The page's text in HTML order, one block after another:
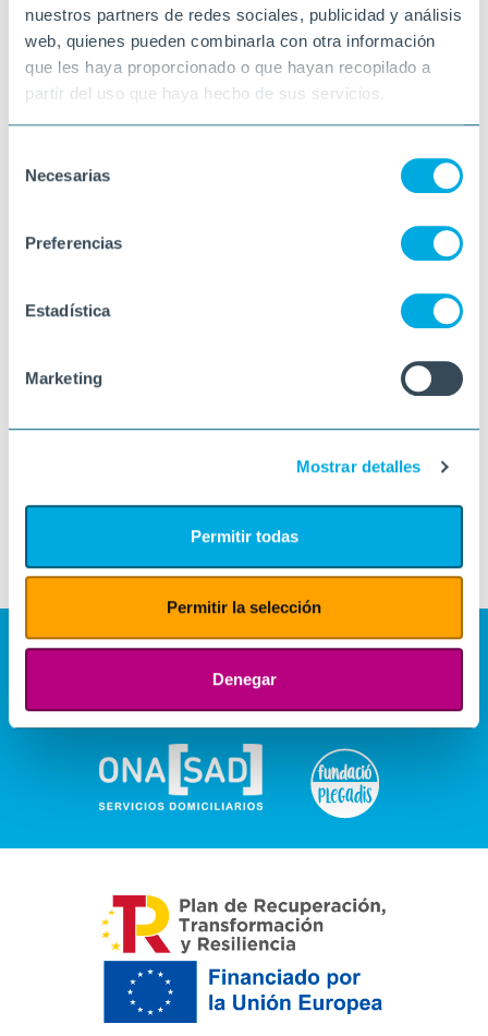
nuestros partners de redes sociales, publicidad y análisis
web, quienes pueden combinarla con otra información
que les haya proporcionado o que hayan recopilado a
partir del uso que haya hecho de sus servicios.
Necesarias
Preferencias
Estadística
Marketing
Mostrar detalles
Permitir todas
Permitir la selección
Denegar